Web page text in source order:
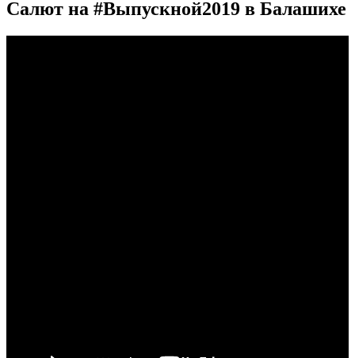
Салют на #Выпускной2019 в Балашихе